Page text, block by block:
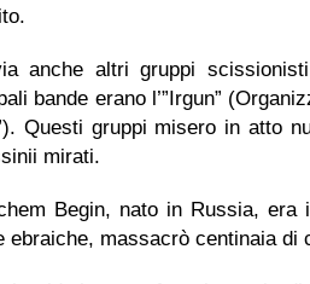
anche altri gruppi
bande erano l’”Irgun”
Questi gruppi misero in atto
mirati.
Begin, nato in Russia, era
ebraiche, massacrò centinaia di